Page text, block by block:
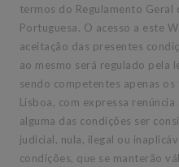
termos do Regulamento Geral
Portuguesa. O acesso a este
aceitação das presentes
ao mesmo será regulado pela
sendo competentes apenas
Lisboa, com expressa
alguma das condições ser
judicial, nula, ilegal ou
condições, que se manterão